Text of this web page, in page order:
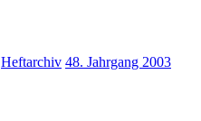
Heftarchiv 48. Jahrgang 2003